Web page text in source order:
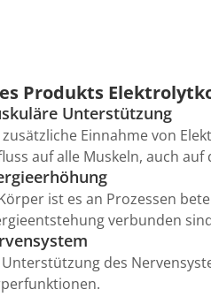
Produkts
Unterstützung
zusätzliche Einnahme von
auf alle Muskeln, auch auf
ist es an Prozessen
verbunden
des